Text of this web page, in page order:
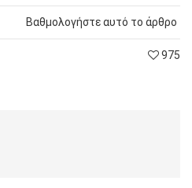
Βαθμολογήστε αυτό το άρθρο
975